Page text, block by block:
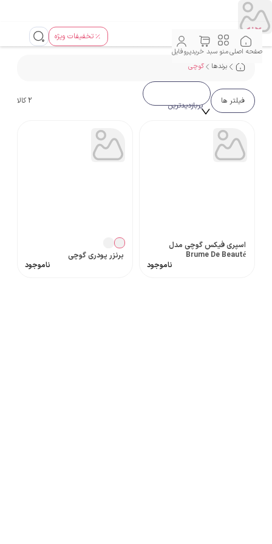
تخفیفات ویژه
صفحه اصلیمنو سبد خریدپروفایل
برندها
گوچی
پربازدیدترین فیلتر ها 2 کالا
اسپری فیکس گوچی مدل
Brume De Beauté
ناموجود
برنزر پودری گوچی
ناموجود